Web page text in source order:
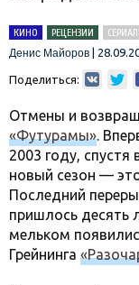
КИНО РЕЦЕНЗИИ
Денис Майоров
Поделиться:
Отмены и
«Футурамы».
2003 году, спустя
новый сезон —
Последний
пришлось десять
мельком
Грейнинга